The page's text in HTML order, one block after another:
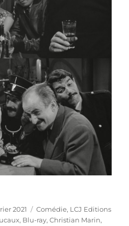
2021 Catégories
Comédie, LCJ Editions
, Blu-ray,Christian Marin,